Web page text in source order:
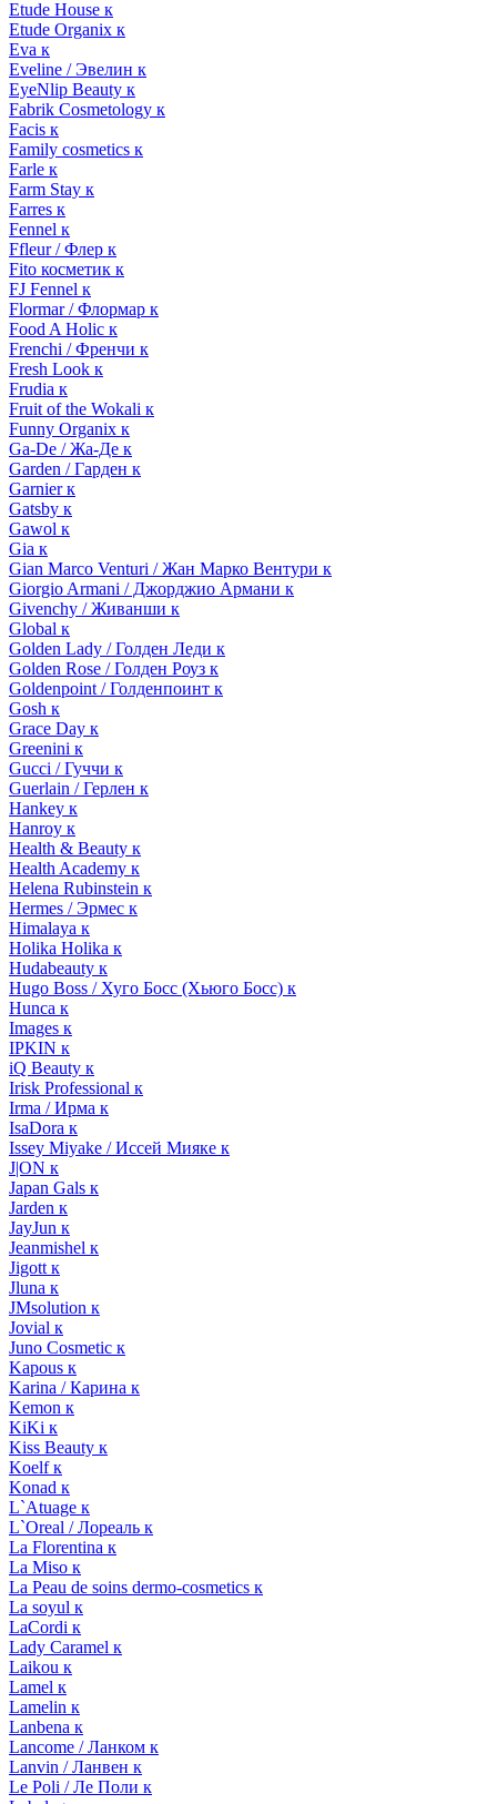
Etude House к
Etude Organix к
Eva к
Eveline / Эвелин к
EyeNlip Beauty к
Fabrik Cosmetology к
Facis к
Family cosmetics к
Farle к
Farm Stay к
Farres к
Fennel к
Ffleur / Флер к
Fito косметик к
FJ Fennel к
Flormar / Флормар к
Food A Holic к
Frenchi / Френчи к
Fresh Look к
Frudia к
Fruit of the Wokali к
Funny Organix к
Ga-De / Жа-Де к
Garden / Гарден к
Garnier к
Gatsby к
Gawol к
Gia к
Gian Marco Venturi / Жан Марко Вентури к
Giorgio Armani / Джорджио Армани к
Givenchy / Живанши к
Global к
Golden Lady / Голден Леди к
Golden Rose / Голден Роуз к
Goldenpoint / Голденпоинт к
Gosh к
Grace Day к
Greenini к
Gucci / Гуччи к
Guerlain / Герлен к
Hankey к
Hanroy к
Health & Beauty к
Health Academy к
Helena Rubinstein к
Hermes / Эрмес к
Himalaya к
Holika Holika к
Hudabeauty к
Hugo Boss / Хуго Босс (Хьюго Босс) к
Hunca к
Images к
IPKIN к
iQ Beauty к
Irisk Professional к
Irma / Ирма к
IsaDora к
Issey Miyake / Иссей Мияке к
J|ON к
Japan Gals к
Jarden к
JayJun к
Jeanmishel к
Jigott к
Jluna к
JMsolution к
Jovial к
Juno Cosmetic к
Kapous к
Karina / Карина к
Kemon к
KiKi к
Kiss Beauty к
Koelf к
Konad к
L`Atuage к
L`Oreal / Лореаль к
La Florentina к
La Miso к
La Peau de soins dermo-cosmetics к
La soyul к
LaCordi к
Lady Caramel к
Laikou к
Lamel к
Lamelin к
Lanbena к
Lancome / Ланком к
Lanvin / Ланвен к
Le Poli / Ле Поли к